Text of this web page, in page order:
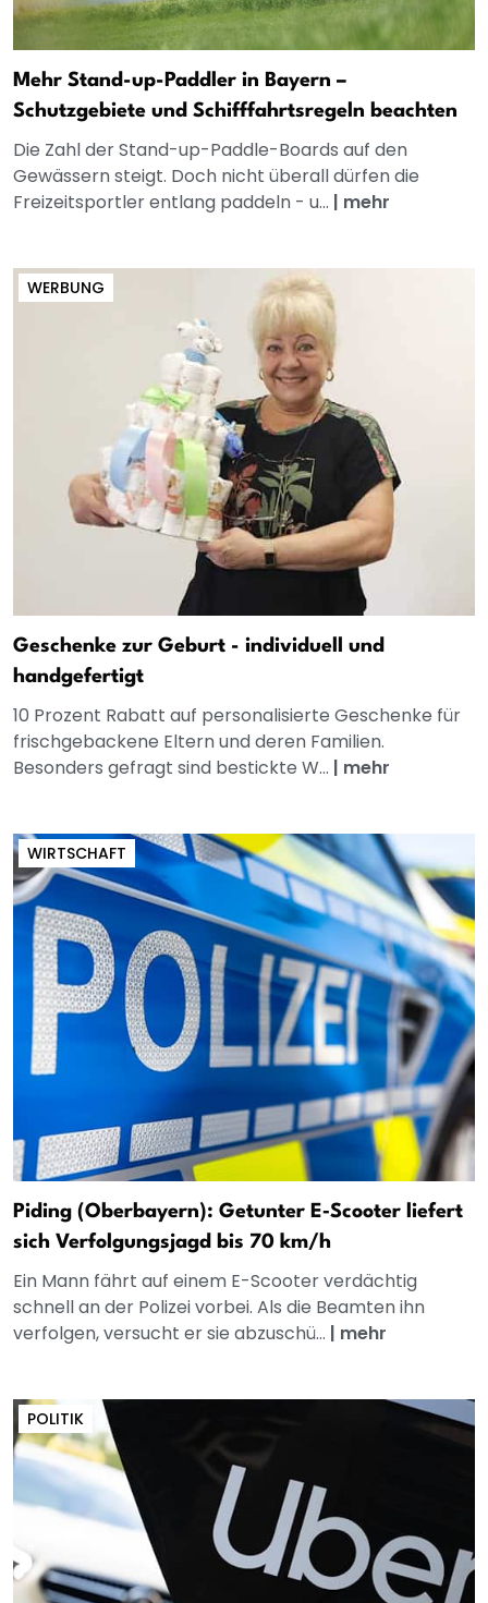
Mehr Stand-up-Paddler in Bayern –
Schutzgebiete und Schifffahrtsregeln beachten
Die Zahl der Stand-up-Paddle-Boards auf den
Gewässern steigt. Doch nicht überall dürfen die
Freizeitsportler entlang paddeln - u... | mehr
WERBUNG
Geschenke zur Geburt - individuell und
handgefertigt
10 Prozent Rabatt auf personalisierte Geschenke für
frischgebackene Eltern und deren Familien.
Besonders gefragt sind bestickte W... | mehr
WIRTSCHAFT
Piding (Oberbayern): Getunter E‑Scooter liefert
sich Verfolgungsjagd bis 70 km/h
Ein Mann fährt auf einem E-Scooter verdächtig
schnell an der Polizei vorbei. Als die Beamten ihn
verfolgen, versucht er sie abzuschü... | mehr
POLITIK